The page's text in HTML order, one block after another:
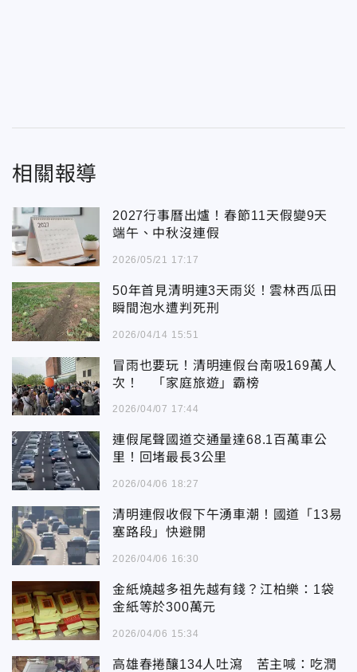
相關報導
2027行事曆出爐！春節11天假變9天
端午、中秋沒連假
2026/05/21 17:17
50年首見清明連3天雨災！雲林西瓜田
瞬間泡水遭判死刑
2026/04/14 15:51
冒雨也要玩！清明連假台南吸169萬人
次！ 「家庭旅遊」霸榜
2026/04/07 17:44
連假尾聲國道交通量達68.1百萬車公
里！回堵最長3公里
2026/04/06 18:27
清明連假收假下午湧車潮！國道「13易
塞路段」快避開
2026/04/06 16:30
金紙燒越多祖先越有錢？江柏樂：1袋
金紙等於300萬元
2026/04/06 15:34
高雄春捲釀134人吐瀉 苦主喊：吃潤